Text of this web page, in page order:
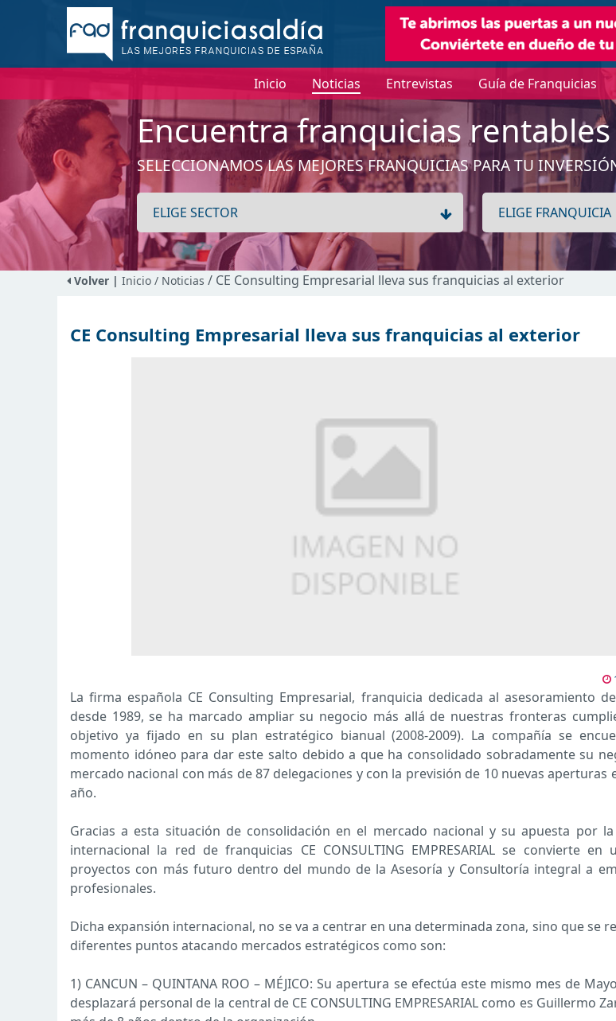
Inicio Noticias Entrevistas Guía de Franquicias
Encuentra franquicias
SELECCIONAMOS LAS MEJORES FRANQUICIAS PARA TU
Volver | Inicio / Noticias / CE Consulting Empresarial lleva sus franquicias al exterior
CE Consulting Empresarial lleva sus franquicias al exterior
La firma española CE Consulting Empresarial, franquicia dedicada al asesoramiento
desde 1989, se ha marcado ampliar su negocio más allá de nuestras fronteras
objetivo ya fijado en su plan estratégico bianual (2008-2009). La compañía se
momento idóneo para dar este salto debido a que ha consolidado sobradamente su
mercado nacional con más de 87 delegaciones y con la previsión de 10 nuevas aperturas
año.
Gracias a esta situación de consolidación en el mercado nacional y su apuesta por la
internacional la red de franquicias CE CONSULTING EMPRESARIAL se convierte en
proyectos con más futuro dentro del mundo de la Asesoría y Consultoría integral a
profesionales.
Dicha expansión internacional, no se va a centrar en una determinada zona, sino que se
diferentes puntos atacando mercados estratégicos como son:
1) CANCUN – QUINTANA ROO – MÉJICO: Su apertura se efectúa este mismo mes de
desplazará personal de la central de CE CONSULTING EMPRESARIAL como es Guillermo